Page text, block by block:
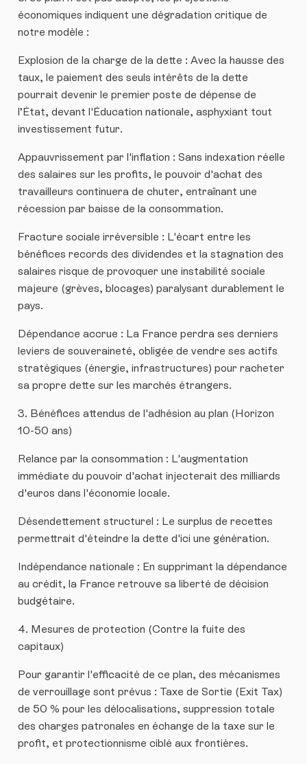
économiques indiquent une dégradation critique de
notre modèle :
​Explosion de la charge de la dette : Avec la hausse des
taux, le paiement des seuls intérêts de la dette
pourrait devenir le premier poste de dépense de
l’État, devant l'Éducation nationale, asphyxiant tout
investissement futur.
​Appauvrissement par l'inflation : Sans indexation réelle
des salaires sur les profits, le pouvoir d'achat des
travailleurs continuera de chuter, entraînant une
récession par baisse de la consommation.
​Fracture sociale irréversible : L'écart entre les
bénéfices records des dividendes et la stagnation des
salaires risque de provoquer une instabilité sociale
majeure (grèves, blocages) paralysant durablement le
pays.
​Dépendance accrue : La France perdra ses derniers
leviers de souveraineté, obligée de vendre ses actifs
stratégiques (énergie, infrastructures) pour racheter
sa propre dette sur les marchés étrangers.
​3. Bénéfices attendus de l'adhésion au plan (Horizon
10-50 ans)
​Relance par la consommation : L'augmentation
immédiate du pouvoir d'achat injecterait des milliards
d'euros dans l'économie locale.
​Désendettement structurel : Le surplus de recettes
permettrait d'éteindre la dette d'ici une génération.
​Indépendance nationale : En supprimant la dépendance
au crédit, la France retrouve sa liberté de décision
budgétaire.
​4. Mesures de protection (Contre la fuite des
capitaux)
​Pour garantir l'efficacité de ce plan, des mécanismes
de verrouillage sont prévus : Taxe de Sortie (Exit Tax)
de 50 % pour les délocalisations, suppression totale
des charges patronales en échange de la taxe sur le
profit, et protectionnisme ciblé aux frontières.